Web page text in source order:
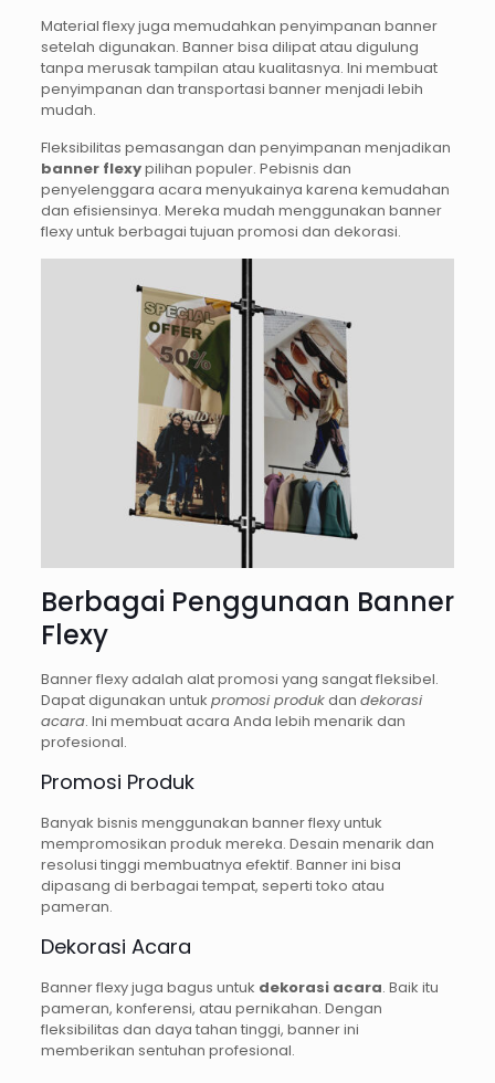
Material flexy juga memudahkan penyimpanan banner
setelah digunakan. Banner bisa dilipat atau digulung
tanpa merusak tampilan atau kualitasnya. Ini membuat
penyimpanan dan transportasi banner menjadi lebih
mudah.
Fleksibilitas pemasangan dan penyimpanan menjadikan
banner flexypilihan populer. Pebisnis dan
penyelenggara acara menyukainya karena kemudahan
dan efisiensinya. Mereka mudah menggunakan banner
flexy untuk berbagai tujuan promosi dan dekorasi.
Berbagai Penggunaan Banner
Flexy
Banner flexy adalah alat promosi yang sangat fleksibel.
Dapat digunakan untuk promosi produkdan dekorasi
acara. Ini membuat acara Anda lebih menarik dan
profesional.
Promosi Produk
Banyak bisnis menggunakan banner flexy untuk
mempromosikan produk mereka. Desain menarik dan
resolusi tinggi membuatnya efektif. Banner ini bisa
dipasang di berbagai tempat, seperti toko atau
pameran.
Dekorasi Acara
Banner flexy juga bagus untuk dekorasi acara. Baik itu
pameran, konferensi, atau pernikahan. Dengan
fleksibilitas dan daya tahan tinggi, banner ini
memberikan sentuhan profesional.